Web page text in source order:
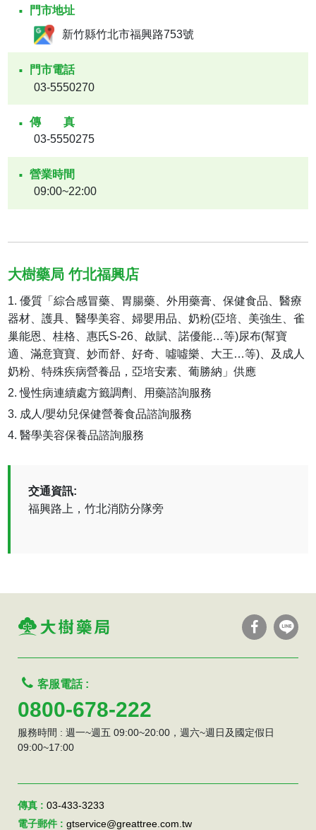
門市地址
新竹縣竹北市福興路753號
門市電話
03-5550270
傳真
03-5550275
營業時間
09:00~22:00
大樹藥局 竹北福興店
優質「綜合感冒藥、胃腸藥、外用藥膏、保健食品、醫療
器材、護具、醫學美容、婦嬰用品、奶粉(亞培、美強生、雀
巢能恩、桂格、惠氏S-26、啟賦、諾優能…等)尿布(幫寶
適、滿意寶寶、妙而舒、好奇、噓噓樂、大王…等)、及成人
奶粉、特殊疾病營養品，亞培安素、葡勝納」供應
慢性病連續處方籤調劑、用藥諮詢服務
成人/嬰幼兒保健營養食品諮詢服務
醫學美容保養品諮詢服務
交通資訊:
福興路上，竹北消防分隊旁
客服電話 :
0800-678-222
服務時間 : 週一~週五 09:00~20:00，週六~週日及國定假日
09:00~17:00
傳真 : 03-433-3233
電子郵件 : gtservice@greattree.com.tw